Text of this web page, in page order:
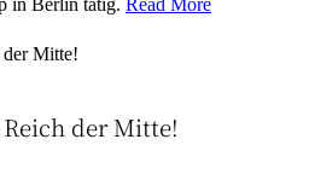
in Berlin tätig. Read More
der Mitte!